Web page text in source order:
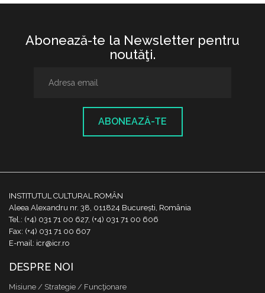
Abonează-te la Newsletter pentru
noutăţi.
ABONEAZĂ-TE
INSTITUTUL CULTURAL ROMÂN
Aleea Alexandru nr. 38, 011824 București, România
Tel.: (+4) 031 71 00 627, (+4) 031 71 00 606
Fax: (+4) 031 71 00 607
E-mail: icr@icr.ro
DESPRE NOI
Misiune / Strategie / Funcţionare